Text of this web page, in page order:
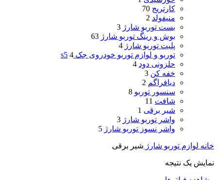
کارتریج 70
منیفولد 2
بست توربو شارژ 3
بوش و رینگ توربو شارژ 63
پلیت توربو شارژ 4
توربو و لوازم توربو خودروی جک s5 4
حلزونی دود 4
خفه کن 3
دیافراگم 2
سنسور توربو 8
شافت 11
شیر برقی 1
واشر توربو شارژ 3
واشر نسوز توربو شارژ 5
خانه لوازم توربو شارژ شیر برقی
نمایش یک نتیجه